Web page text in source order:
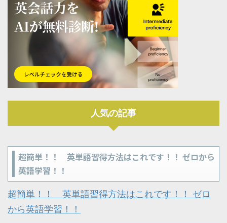
人気の記事
超簡単！！ 英単語習得方法はこれです！！ ゼロから
英語学習！！
超簡単！！ 英単語習得方法はこれです！！ ゼロ
から英語学習！！